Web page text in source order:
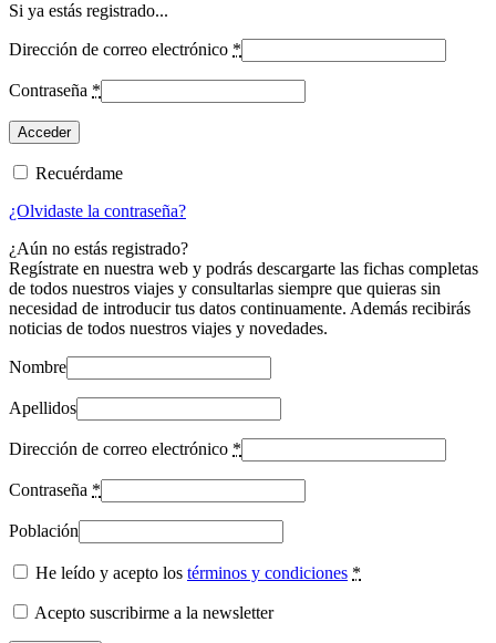
Si ya estás registrado...
Dirección de correo electrónico *
Contraseña *
Recuérdame
¿Olvidaste la contraseña?
¿Aún no estás registrado?
Regístrate en nuestra web y podrás descargarte las fichas completas
de todos nuestros viajes y consultarlas siempre que quieras sin
necesidad de introducir tus datos continuamente. Además recibirás
noticias de todos nuestros viajes y novedades.
Nombre
Apellidos
Dirección de correo electrónico *
Contraseña *
Población
He leído y acepto los términos y condiciones *
Acepto suscribirme a la newsletter